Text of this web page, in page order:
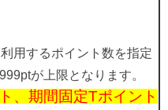
用するポイント数を指定
が上限となります。
、期間固定Tポイント